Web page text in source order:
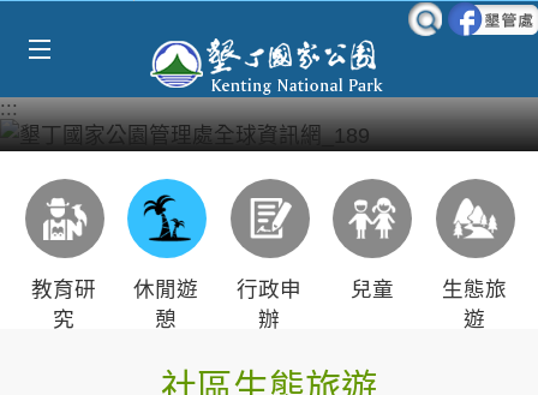
:::
教育研
究
休閒遊
憩
行政申
辦
兒童
生態旅
遊